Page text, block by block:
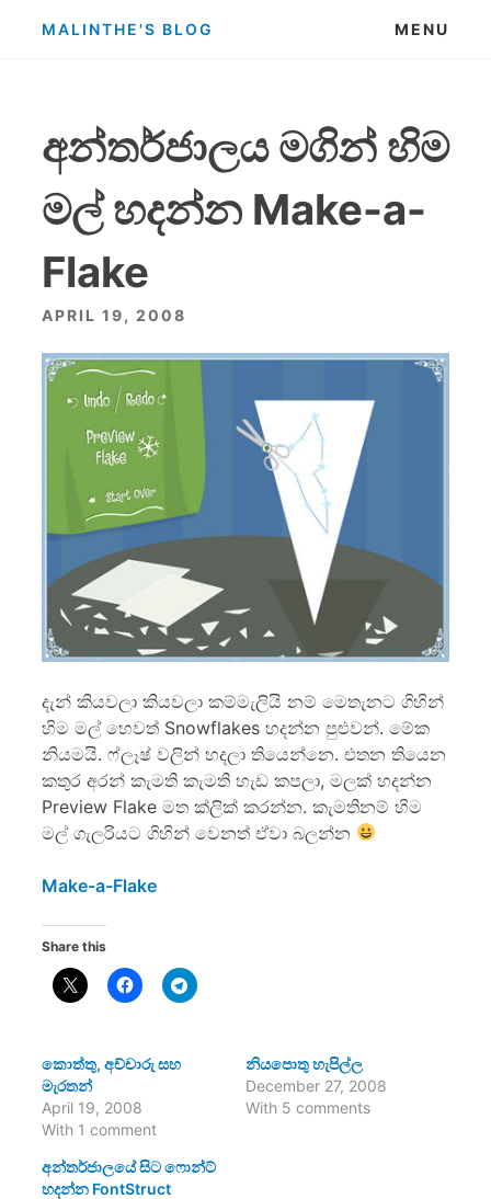
MALINTHE'S BLOG MENU
අන්තර්ජාලය මගින් හිම
මල් හදන්න Make-a-
Flake
APRIL 19, 2008
දැන් කියවලා කියවලා කම්මැලියි නම් මෙතැනට ගිහින්
හිම මල් හෙවත් Snowflakes හදන්න පුළුවන්. මේක
නියමයි. ෆ්ලෑෂ් වලින් හදලා තියෙන්නෙ. එතන තියෙන
කතුර අරන් කැමති කැමති හැඩ කපලා, මලක් හදන්න
Preview Flake මත ක්ලික් කරන්න. කැමතිනම් හිම
මල් ගැලරියට ගිහින් වෙනත් ඒවා බලන්න
Make-a-Flake
Share this
කොත්තු, අච්චාරු සහ
මැරතන්
April 19, 2008
With 1 comment
නියපොතු හැපිල්ල
December 27, 2008
With 5 comments
අන්තර්ජාලයේ සිට ෆොන්ට්
හදන්න FontStruct